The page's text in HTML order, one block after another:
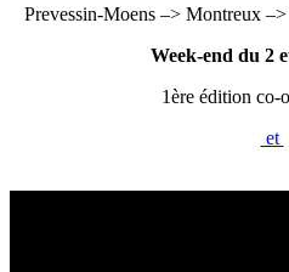
Prevessin-Moens –> Montreux
Week-end du 2
1ère édition co-
et